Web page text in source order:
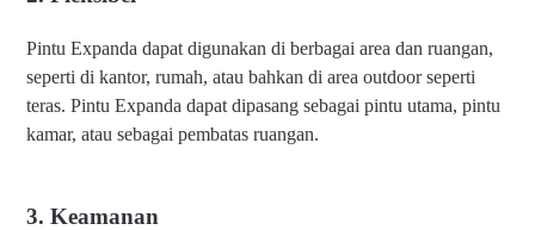
Pintu Expanda dapat digunakan di berbagai area dan ruangan,
seperti di kantor, rumah, atau bahkan di area outdoor seperti
teras. Pintu Expanda dapat dipasang sebagai pintu utama, pintu
kamar, atau sebagai pembatas ruangan.
3. Keamanan